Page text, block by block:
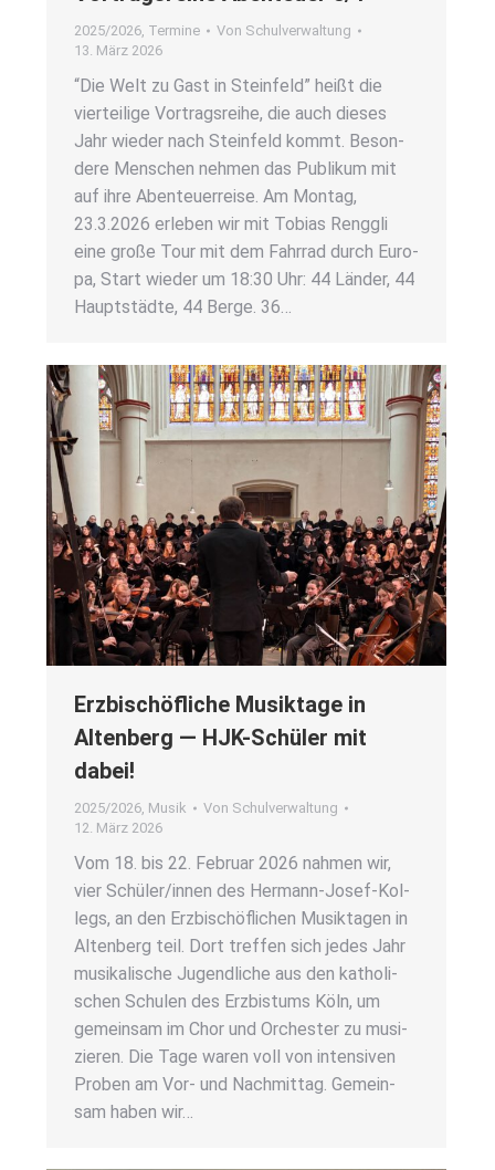
2025/2026 Termine Von Schulverwaltung
13. März 2026
“Die Welt zu Gast in Stein­feld” heißt die
vier­tei­li­ge Vor­trags­rei­he, die auch die­ses
Jahr wie­der nach Stein­feld kommt. Beson­
de­re Men­schen neh­men das Publi­kum mit
auf ihre Aben­teu­er­rei­se. Am Mon­tag,
23.3.2026 erle­ben wir mit Tobi­as Renggli
eine gro­ße Tour mit dem Fahr­rad durch Euro­
pa, Start wie­der um 18:30 Uhr: 44 Län­der, 44
Haupt­städ­te, 44 Ber­ge. 36…
Erz­bi­schöf­li­che Musik­ta­ge in
Alten­berg — HJK-Schü­ler mit
dabei!
2025/2026 Musik Von Schulverwaltung
12. März 2026
Vom 18. bis 22. Febru­ar 2026 nah­men wir,
vier Schüler/innen des Her­­mann-Josef-Kol­­
legs, an den Erz­bi­schöf­li­chen Musik­ta­gen in
Alten­berg teil. Dort tref­fen sich jedes Jahr
musi­ka­li­sche Jugend­li­che aus den katho­li­
schen Schu­len des Erz­bis­tums Köln, um
gemein­sam im Chor und Orches­ter zu musi­
zie­ren. Die Tage waren voll von inten­si­ven
Pro­ben am Vor- und Nach­mit­tag. Gemein­
sam haben wir…